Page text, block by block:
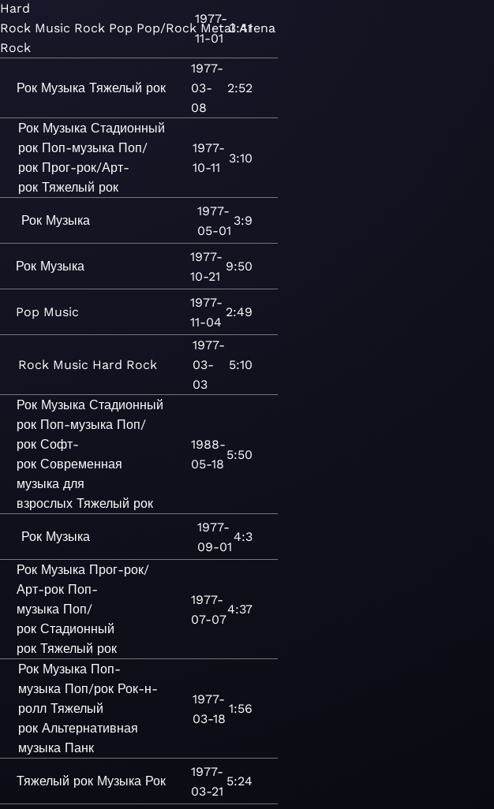
Hard
Rock Music Rock Pop Pop/Rock Metal Arena
Rock
1977-
11-01
3:41
Рок Музыка Тяжелый рок
1977-
03-
08
2:52
Рок Музыка Стадионный
рок Поп-музыка Поп/
рок Прог-рок/Арт-
рок Тяжелый рок
1977-
10-11
3:10
Рок Музыка
1977-
05-01
3:9
Рок Музыка
1977-
10-21
9:50
Pop Music
1977-
11-04
2:49
Rock Music Hard Rock
1977-
03-
03
5:10
Рок Музыка Стадионный
рок Поп-музыка Поп/
рок Софт-
рок Современная
музыка для
взрослых Тяжелый рок
1988-
05-18
5:50
Рок Музыка
1977-
09-01
4:3
Рок Музыка Прог-рок/
Арт-рок Поп-
музыка Поп/
рок Стадионный
рок Тяжелый рок
1977-
07-07
4:37
Рок Музыка Поп-
музыка Поп/рок Рок-н-
ролл Тяжелый
рок Альтернативная
музыка Панк
1977-
03-18
1:56
Тяжелый рок Музыка Рок
1977-
03-21
5:24